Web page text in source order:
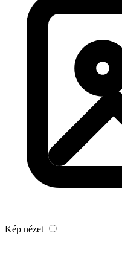
Kép nézet